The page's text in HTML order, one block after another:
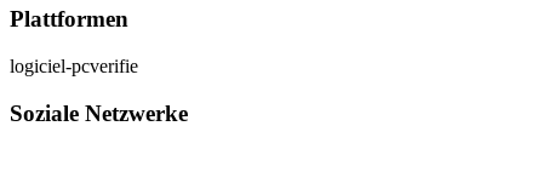
Plattformen
logiciel-pcverifie
Soziale Netzwerke